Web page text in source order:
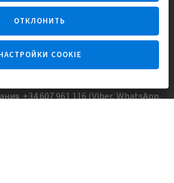
+34 607 961 116 (Viber, WhatsApp,
ОТКЛОНИТЬ
COOKIE